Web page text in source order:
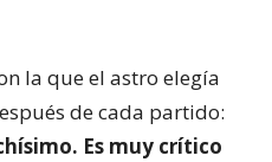
la que el astro elegía
de cada partido:
Es muy crítico